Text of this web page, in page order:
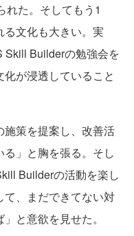
れた。そしてもう1
文化も大きい。実
Skill Builderの勉強会を
が浸透していること
策を提案し、改善活
」と胸を張る。そし
Builderの活動を楽し
て、まだできてない対
と意欲を見せた。